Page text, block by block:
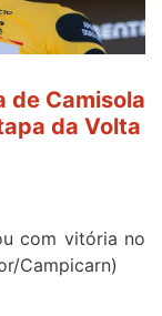
de Camisola
da Volta
com vitória no
Campicarn)